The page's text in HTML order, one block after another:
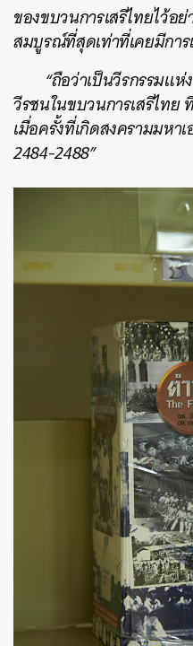
ของขบวนการเสรีไทยไว้อ
สมบูรณ์ที่สุดเท่าที่เคยมีกา
“ถือว่าเป็นวีรกรรมแ
วีรชนในขบวนการเสรีไท
เมื่อครั้งที่เกิดสงครามมหา
2484-2488”
SHARE